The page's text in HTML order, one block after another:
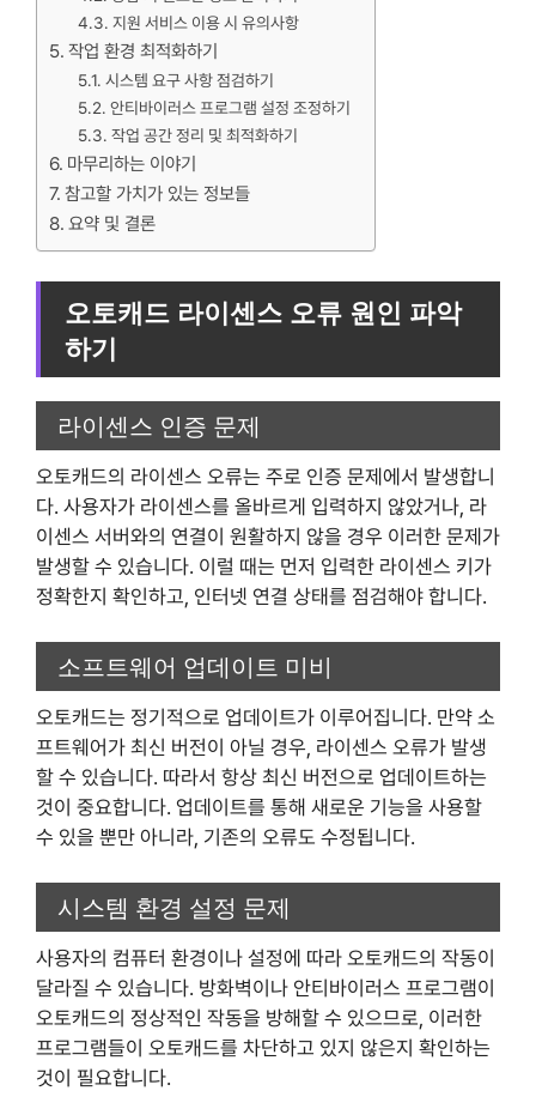
지원 서비스 이용 시 유의사항
작업 환경 최적화하기
시스템 요구 사항 점검하기
안티바이러스 프로그램 설정 조정하기
작업 공간 정리 및 최적화하기
마무리하는 이야기
참고할 가치가 있는 정보들
요약 및 결론
오토캐드 라이센스 오류 원인 파악
하기
라이센스 인증 문제
오토캐드의 라이센스 오류는 주로 인증 문제에서 발생합니
다. 사용자가 라이센스를 올바르게 입력하지 않았거나, 라
이센스 서버와의 연결이 원활하지 않을 경우 이러한 문제가
발생할 수 있습니다. 이럴 때는 먼저 입력한 라이센스 키가
정확한지 확인하고, 인터넷 연결 상태를 점검해야 합니다.
소프트웨어 업데이트 미비
오토캐드는 정기적으로 업데이트가 이루어집니다. 만약 소
프트웨어가 최신 버전이 아닐 경우, 라이센스 오류가 발생
할 수 있습니다. 따라서 항상 최신 버전으로 업데이트하는
것이 중요합니다. 업데이트를 통해 새로운 기능을 사용할
수 있을 뿐만 아니라, 기존의 오류도 수정됩니다.
시스템 환경 설정 문제
사용자의 컴퓨터 환경이나 설정에 따라 오토캐드의 작동이
달라질 수 있습니다. 방화벽이나 안티바이러스 프로그램이
오토캐드의 정상적인 작동을 방해할 수 있으므로, 이러한
프로그램들이 오토캐드를 차단하고 있지 않은지 확인하는
것이 필요합니다.